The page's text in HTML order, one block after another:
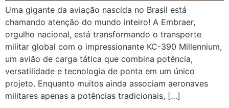
Uma gigante da aviação nascida no Brasil está
chamando atenção do mundo inteiro! A Embraer,
orgulho nacional, está transformando o transporte
militar global com o impressionante KC-390 Millennium,
um avião de carga tática que combina potência,
versatilidade e tecnologia de ponta em um único
projeto. Enquanto muitos ainda associam aeronaves
militares apenas a potências tradicionais, […]